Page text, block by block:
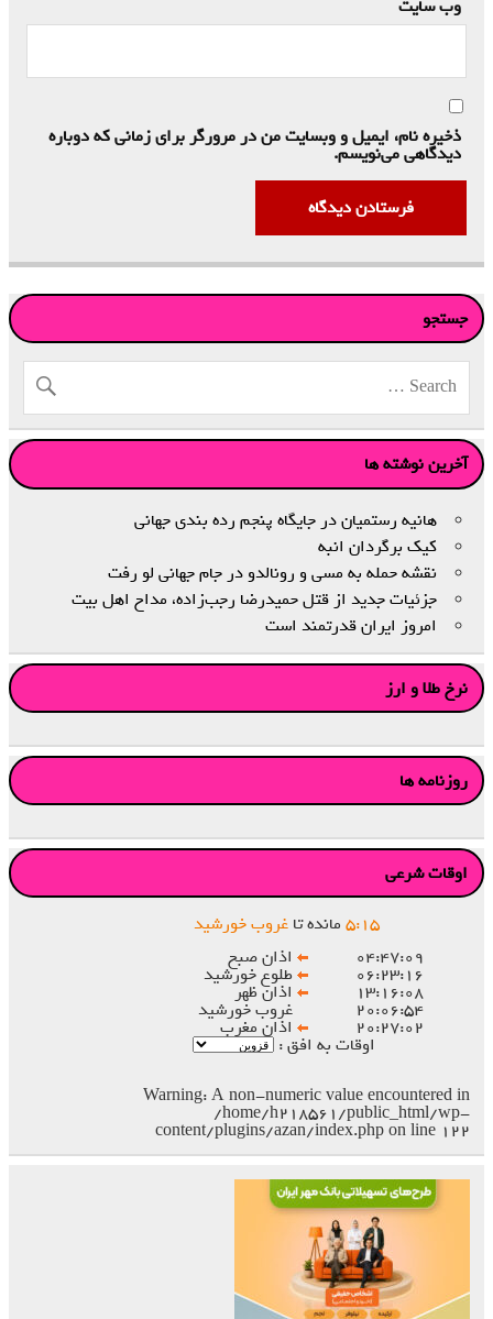
وب‌ سایت
ذخیره نام، ایمیل و وبسایت من در مرورگر برای زمانی که دوباره
دیدگاهی می‌نویسم.
جستجو
آخرین نوشته ها
هانیه رستمیان در جایگاه پنجم رده‌ بندی جهانی
کیک برگردان انبه
نقشه حمله به مسی و رونالدو در جام جهانی لو رفت
جزئیات جدید از قتل حمیدرضا رجب‌زاده، مداح اهل‌ بیت
امروز ایران قدرتمند است
نرخ طلا و ارز
روزنامه ها
اوقات شرعی
۵:۱۵ مانده تاغروب خورشید
۰۴:۴۷:۰۹
اذان صبح
۰۶:۲۳:۱۶ طلوع خورشید
۱۳:۱۶:۰۸ اذان ظهر
۲۰:۰۶:۵۴ غروب خورشید
۲۰:۲۷:۰۲ اذان مغرب
اوقات به افق :
Warning: A non-numeric value encountered in
/home/h218561/public_html/wp-
content/plugins/azan/index.phpon line ۱۲۲